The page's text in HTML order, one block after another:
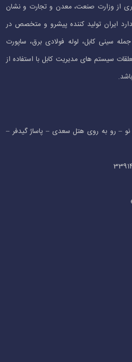
از وزارت صنعت، معدن و تجارت و نشان
ایران تولید کننده پیشرو و متخصص در
سینی کابل، لوله فولادی برق، ساپورت
سیستم های مدیریت کابل با استفاده از
نو – رو به روی هتل سعدی – پاساژ گیدفر –